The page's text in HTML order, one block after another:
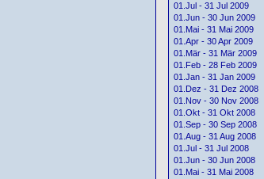
01.Jul - 31 Jul 2009
01.Jun - 30 Jun 2009
01.Mai - 31 Mai 2009
01.Apr - 30 Apr 2009
01.Mär - 31 Mär 2009
01.Feb - 28 Feb 2009
01.Jan - 31 Jan 2009
01.Dez - 31 Dez 2008
01.Nov - 30 Nov 2008
01.Okt - 31 Okt 2008
01.Sep - 30 Sep 2008
01.Aug - 31 Aug 2008
01.Jul - 31 Jul 2008
01.Jun - 30 Jun 2008
01.Mai - 31 Mai 2008